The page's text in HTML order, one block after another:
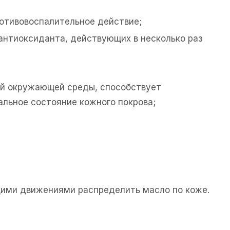
действие;
действующих в несколько раз
окружающей среды, способствует
состояние кожного покрова;
движениями распределить масло по коже.